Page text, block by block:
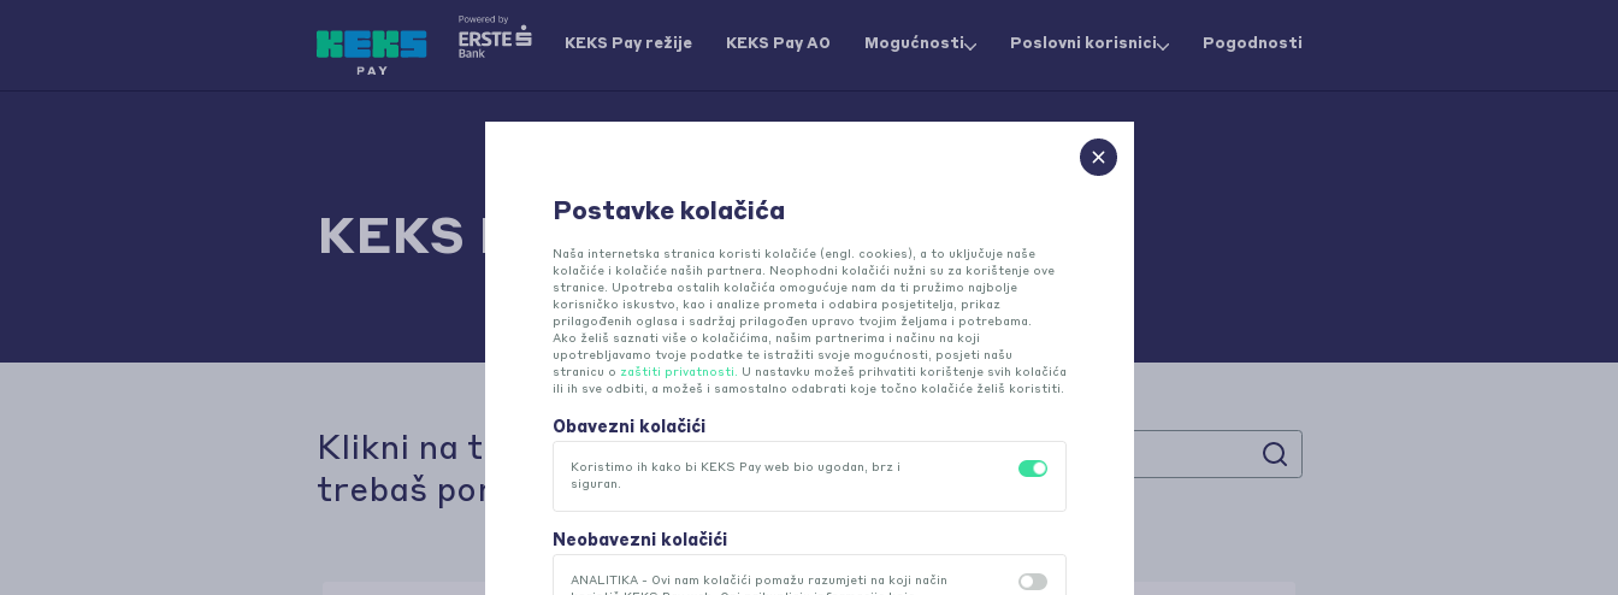
KEKS Pay režije KEKS Pay AO Mogućnosti Poslovni korisnici Pogodnosti
KEKS Pay podrška
Klikni na temu za koju
trebaš pomoć
Postavke kolačića
Naša internetska stranica koristi kolačiće (engl. cookies), a to uključuje naše
kolačiće i kolačiće naših partnera. Neophodni kolačići nužni su za korištenje ove
stranice. Upotreba ostalih kolačića omogućuje nam da ti pružimo najbolje
korisničko iskustvo, kao i analize prometa i odabira posjetitelja, prikaz
prilagođenih oglasa i sadržaj prilagođen upravo tvojim željama i potrebama.
Ako želiš saznati više o kolačićima, našim partnerima i načinu na koji
upotrebljavamo tvoje podatke te istražiti svoje mogućnosti, posjeti našu
stranicu o zaštiti privatnosti. U nastavku možeš prihvatiti korištenje svih kolačića
ili ih sve odbiti, a možeš i samostalno odabrati koje točno kolačiće želiš koristiti.
Obavezni kolačići
Koristimo ih kako bi KEKS Pay web bio ugodan, brz i
siguran.
Neobavezni kolačići
ANALITIKA - Ovi nam kolačići pomažu razumjeti na koji način